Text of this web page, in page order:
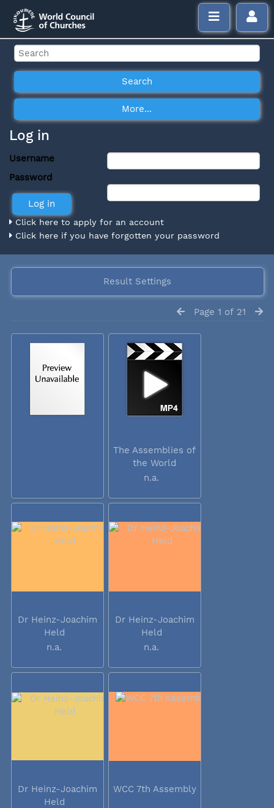
Log in
Username
Password
Click here to apply for an account
Click here if you have forgotten your password
Result Settings
Page 1 of 21
The Assemblies of
the World
Council...
n.a.
Dr Heinz-Joachim
Held
n.a.
Dr Heinz-Joachim
Held
n.a.
Dr Heinz-Joachim
Held
WCC 7th Assembly